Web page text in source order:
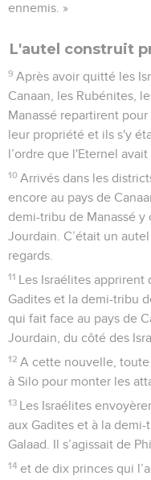
ennemis. »
L'autel construit
9 Après avoir quitté les
Canaan, les Rubénites,
Manassé repartirent pour
leur propriété et ils s'y
l’ordre que l'Eternel
10 Arrivés dans les
encore au pays de
demi-tribu de Manassé
Jourdain. C’était un
regards.
11 Les Israélites apprirent
Gadites et la demi-tribu
qui fait face au pays de
Jourdain, du côté des
12 A cette nouvelle, toute
à Silo pour monter les
13 Les Israélites
aux Gadites et à la
Galaad. Il s’agissait de
14 et de dix princes qui